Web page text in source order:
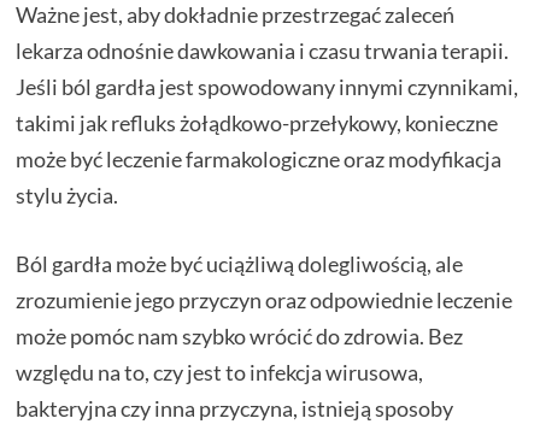
Ważne jest, aby dokładnie przestrzegać zaleceń
lekarza odnośnie dawkowania i czasu trwania terapii.
Jeśli ból gardła jest spowodowany innymi czynnikami,
takimi jak refluks żołądkowo-przełykowy, konieczne
może być leczenie farmakologiczne oraz modyfikacja
stylu życia.
Ból gardła może być uciążliwą dolegliwością, ale
zrozumienie jego przyczyn oraz odpowiednie leczenie
może pomóc nam szybko wrócić do zdrowia. Bez
względu na to, czy jest to infekcja wirusowa,
bakteryjna czy inna przyczyna, istnieją sposoby